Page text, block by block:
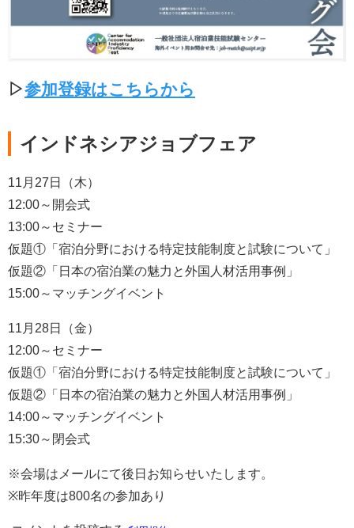
▷参加登録はこちらから
インドネシアジョブフェア
11月27日（木）
12:00～開会式
13:00～セミナー
仮題①「宿泊分野における特定技能制度と試験について」
仮題②「日本の宿泊業の魅力と外国人材活用事例」
15:00～マッチングイベント
11月28日（金）
12:00～セミナー
仮題①「宿泊分野における特定技能制度と試験について」
仮題②「日本の宿泊業の魅力と外国人材活用事例」
14:00～マッチングイベント
15:30～閉会式
※会場はメールにて後日お知らせいたします。
※昨年度は800名の参加あり